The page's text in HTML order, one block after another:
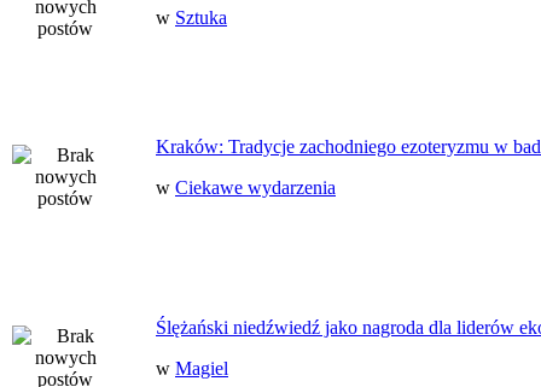
w Sztuka
Kraków: Tradycje zachodniego ezoteryzmu w
w Ciekawe wydarzenia
Ślężański niedźwiedź jako nagroda dla liderów
w Magiel